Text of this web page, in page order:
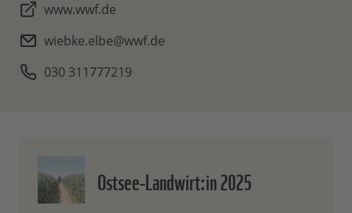
www.wwf.de
wiebke.elbe@wwf.de
030 311777219
Ostsee-Landwirt:in 2025